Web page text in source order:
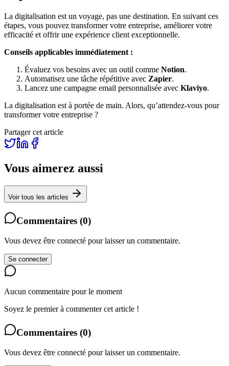
La digitalisation est un voyage, pas une destination. En suivant ces
étapes, vous pouvez transformer votre entreprise, améliorer votre
efficacité et offrir une expérience client exceptionnelle.
Conseils applicables immédiatement :
Évaluez vos besoins avec un outil comme Notion.
Automatisez une tâche répétitive avec Zapier.
Lancez une campagne email personnalisée avec Klaviyo.
La digitalisation est à portée de main. Alors, qu’attendez-vous pour
transformer votre entreprise ?
Partager cet article
Vous aimerez aussi
Voir tous les articles
Commentaires (0)
Vous devez être connecté pour laisser un commentaire.
Se connecter
Aucun commentaire pour le moment
Soyez le premier à commenter cet article !
Commentaires (0)
Vous devez être connecté pour laisser un commentaire.